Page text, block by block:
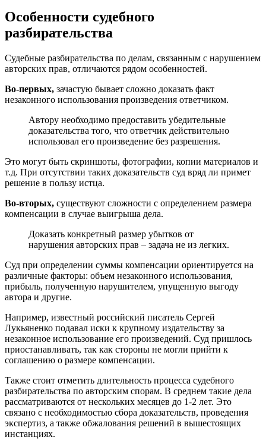
Особенности судебного
разбирательства
Судебные разбирательства по делам, связанным с нарушением
авторских прав, отличаются рядом особенностей.
Во-первых, зачастую бывает сложно доказать факт
незаконного использования произведения ответчиком.
Автору необходимо предоставить убедительные
доказательства того, что ответчик действительно
использовал его произведение без разрешения.
Это могут быть скриншоты, фотографии, копии материалов и
т.д. При отсутствии таких доказательств суд вряд ли примет
решение в пользу истца.
Во-вторых, существуют сложности с определением размера
компенсации в случае выигрыша дела.
Доказать конкретный размер убытков от
нарушения авторских прав – задача не из легких.
Суд при определении суммы компенсации ориентируется на
различные факторы: объем незаконного использования,
прибыль, полученную нарушителем, упущенную выгоду
автора и другие.
Например, известный российский писатель Сергей
Лукьяненко подавал иски к крупному издательству за
незаконное использование его произведений. Суд пришлось
приостанавливать, так как стороны не могли прийти к
соглашению о размере компенсации.
Также стоит отметить длительность процесса судебного
разбирательства по авторским спорам. В среднем такие дела
рассматриваются от нескольких месяцев до 1-2 лет. Это
связано с необходимостью сбора доказательств, проведения
экспертиз, а также обжалования решений в вышестоящих
инстанциях.